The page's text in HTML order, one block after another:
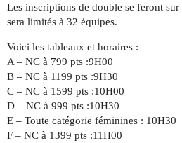
Les inscriptions de double se feront
sera limités à 32 équipes.
Voici les tableaux et horaires :
A – NC à 799 pts :9H00
B – NC à 1199 pts :9H30
C – NC à 1599 pts :10H00
D – NC à 999 pts :10H30
E – Toute catégorie féminines : 10H30
F – NC à 1399 pts :11H00